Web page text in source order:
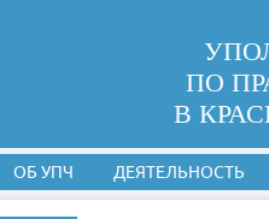
ПО
В
ОБ УПЧ ДЕЯТЕЛЬНОСТЬ